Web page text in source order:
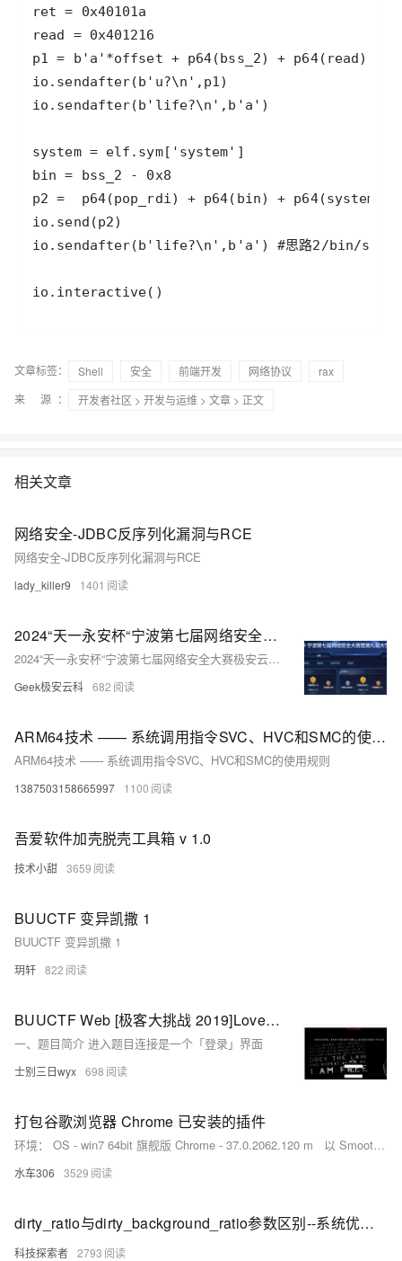
io.interactive()
文章标签： Shell 安全 前端开发 网络协议
rax
来 源：
开发者社区 > 开发与运维 > 文章 > 正文
相关文章
网络安全-JDBC反序列化漏洞与RCE
网络安全-JDBC反序列化漏洞与RCE
lady_killer9 1401
2024“天一永安杯“宁波第七届网络安全大赛极安云科战队部分WP
2024“天一永安杯“宁波第七届网络安全大赛极安云科战队部分WP
Geek极安云科 682
ARM64技术 —— 系统调用指令SVC、HVC和SMC的使用规则
ARM64技术 —— 系统调用指令SVC、HVC和SMC的使用规则
1387503158665997 1100
吾爱软件加壳脱壳工具箱 v 1.0
技术小甜 3659
BUUCTF 变异凯撒 1
BUUCTF 变异凯撒 1
玥轩 822
BUUCTF Web [极客大挑战 2019]LoveSQL
一、题目简介 进入题目连接是一个「登录」界面
士别三日wyx 698
打包谷歌浏览器 Chrome 已安装的插件
环境： OS - win7 64bit 旗舰版 Chrome - 37.0.2062.120 m 以 Smooth Gestures （一款鼠标手势插件）为例，在扩展程序面板 chrome://extensions/ 可以看到该插件的ID 为lfkgmnnajiljnolcgolmmgn...
水车306 3529
dirty_ratio与dirty_background_ratio参数区别--系统优化必选
科技探索者 2793